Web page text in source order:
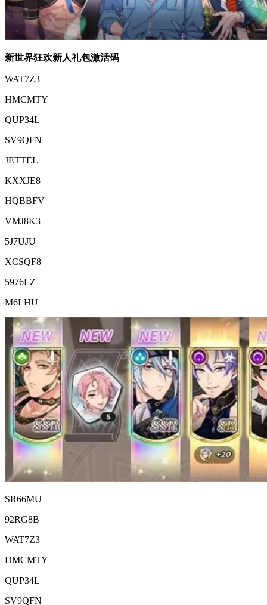
新世界狂欢新人礼包激活码
WAT7Z3
HMCMTY
QUP34L
SV9QFN
JETTEL
KXXJE8
HQBBFV
VMJ8K3
5J7UJU
XCSQF8
5976LZ
M6LHU
SR66MU
92RG8B
WAT7Z3
HMCMTY
QUP34L
SV9QFN